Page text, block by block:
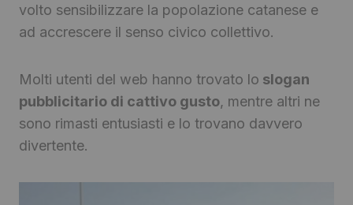
volto sensibilizzare la popolazione catanese e
ad accrescere il senso civico collettivo.
Molti utenti del web hanno trovato lo slogan
pubblicitario di cattivo gusto, mentre altri ne
sono rimasti entusiasti e lo trovano davvero
divertente.